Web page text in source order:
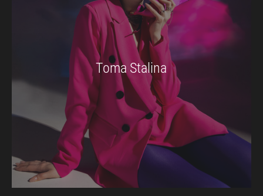
Toma Stalina